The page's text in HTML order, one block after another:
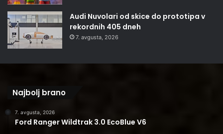
Audi Nuvolari od skice do prototipa v
rekordnih 405 dneh
7. avgusta, 2026
Najbolj brano
7. avgusta, 2026
Ford Ranger Wildtrak 3.0 EcoBlue V6